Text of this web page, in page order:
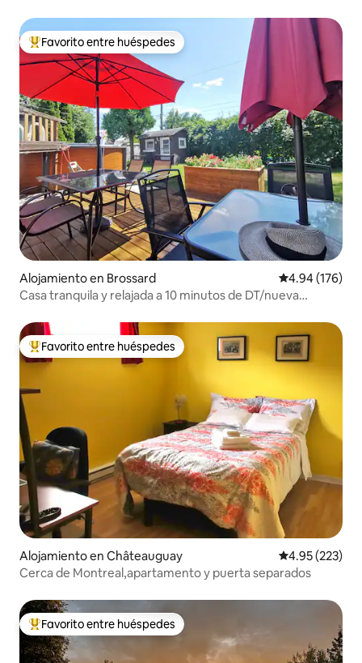
Favorito entre huéspedes preferido
Favorito entre huéspedes
Alojamiento en Brossard Calificación
4.94 (176)
Casa tranquila y relajada a 10 minutos de DT/nueva
Favorito entre huéspedes preferido
Favorito entre huéspedes
Alojamiento en Châteauguay Calificación
4.95 (223)
Cerca de Montreal,apartamento y puerta separados
Favorito entre huéspedes preferido
Favorito entre huéspedes